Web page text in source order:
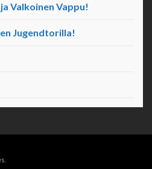
Valkoinen Vappu!
Jugendtorilla!
.